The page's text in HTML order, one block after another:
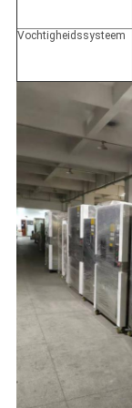
Vochtigheidssysteem